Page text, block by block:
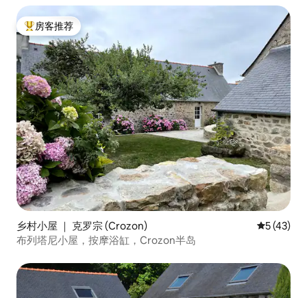
热门「房客推荐」
房客推荐
乡村小屋 ｜ 克罗宗 (Crozon) 平均评分
5 (43)
布列塔尼小屋，按摩浴缸，Crozon半岛